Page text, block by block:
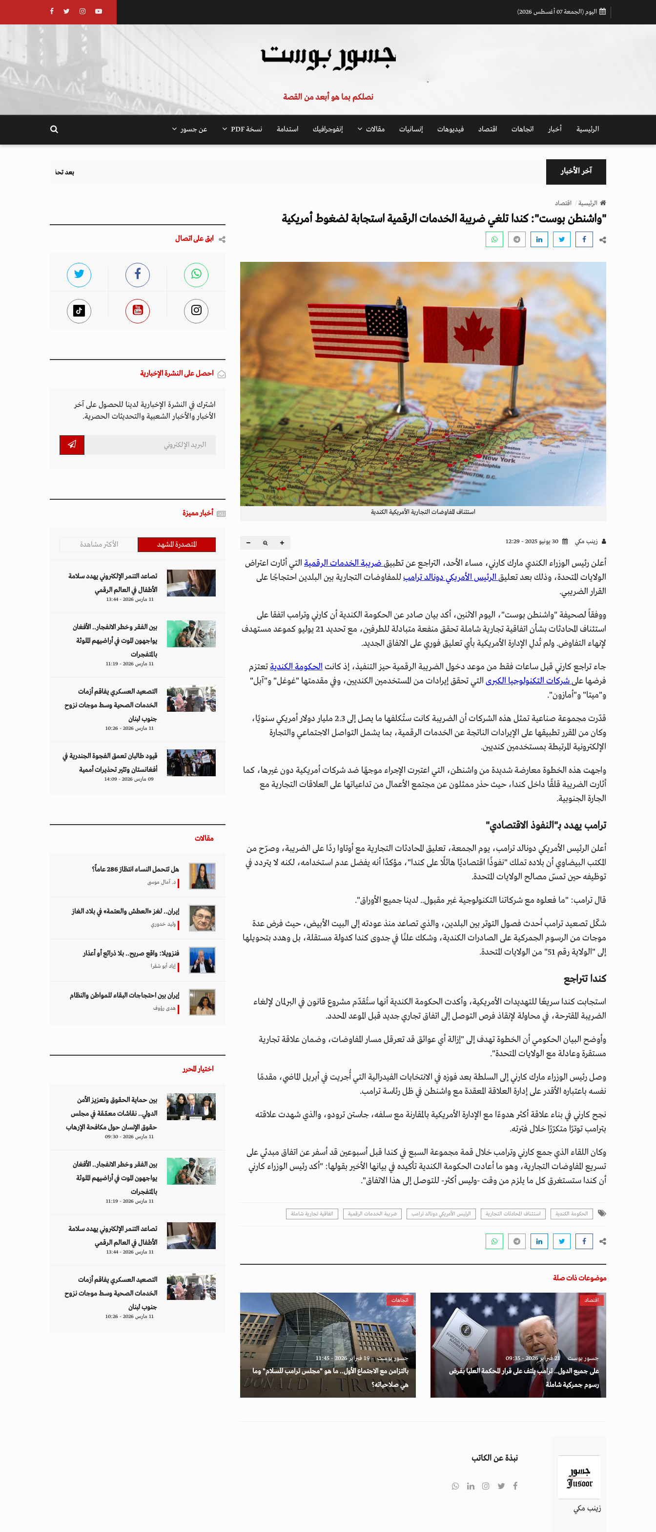
اليوم (الجمعة 07 أغسطس 2026)
نصلكم بما هو أبعد من القصة
الرئيسية أخبار اتجاهات اقتصاد فيديوهات إنسانيات مقالات إنفوجرافيك استدامة نسخة PDF عن جسور
آخر الأخبار بعد تحذيرات أوروبية.. كيف يهدد نظام الغذاء والزراعة
الرئيسية اقتصاد
"واشنطن بوست": كندا تلغي ضريبة الخدمات الرقمية استجابة لضغوط أمريكية
استئناف المفاوضات التجارية الأمريكية الكندية
زينب مكي
أعلن رئيس الوزراء الكندي مارك كارني، مساء الأحد، التراجع عن تطبيق ضريبة الخدمات الرقمية التي أثارت اعتراض
الولايات المتحدة، وذلك بعد تعليق الرئيس الأمريكي دونالد ترامبللمفاوضات التجارية بين البلدين احتجاجًا على
القرار الضريبي.
ووفقاً لصحيفة "واشنطن بوست"، اليوم الاثنين، أكد بيان صادر عن الحكومة الكندية أن كارني وترامب اتفقا على
استئناف المحادثات بشأن اتفاقية تجارية شاملة تحقق منفعة متبادلة للطرفين، مع تحديد 21 يوليو كموعد مستهدف
لإنهاء التفاوض. ولم تُدلِ الإدارة الأمريكية بأي تعليق فوري على الاتفاق الجديد.
جاء تراجع كارني قبل ساعات فقط من موعد دخول الضريبة الرقمية حيز التنفيذ، إذ كانت الحكومة الكنديةتعتزم
فرضها علىشركات التكنولوجيا الكبرى التي تحقق إيرادات من المستخدمين الكنديين، وفي مقدمتها "غوغل" و"آبل"
و"ميتا" و"أمازون".
قدّرت مجموعة صناعية تمثل هذه الشركات أن الضريبة كانت ستُكلفها ما يصل إلى 2.3 مليار دولار أمريكي سنويًا،
وكان من المقرر تطبيقها على الإيرادات الناتجة عن الخدمات الرقمية، بما يشمل التواصل الاجتماعي والتجارة
الإلكترونية المرتبطة بمستخدمين كنديين.
واجهت هذه الخطوة معارضة شديدة من واشنطن، التي اعتبرت الإجراء موجهًا ضد شركات أمريكية دون غيرها، كما
أثارت الضريبة قلقًا داخل كندا، حيث حذر ممثلون عن مجتمع الأعمال من تداعياتها على العلاقات التجارية مع
الجارة الجنوبية.
ترامب يهدد بـ"النفوذ الاقتصادي"
أعلن الرئيس الأمريكي دونالد ترامب، يوم الجمعة، تعليق المحادثات التجارية مع أوتاوا ردًا على الضريبة، وصرّح من
المكتب البيضاوي أن بلاده تملك "نفوذًا اقتصاديًا هائلًا على كندا"، مؤكدًا أنه يفضل عدم استخدامه، لكنه لا يتردد في
توظيفه حين تمسّ مصالح الولايات المتحدة.
قال ترامب: "ما فعلوه مع شركاتنا التكنولوجية غير مقبول.. لدينا جميع الأوراق".
شكّل تصعيد ترامب أحدث فصول التوتر بين البلدين، والذي تصاعد منذ عودته إلى البيت الأبيض، حيث فرض عدة
موجات من الرسوم الجمركية على الصادرات الكندية، وشكك علنًا في جدوى كندا كدولة مستقلة، بل وهدد بتحويلها
إلى "الولاية رقم 51" من الولايات المتحدة.
كندا تتراجع
استجابت كندا سريعًا للتهديدات الأمريكية، وأكدت الحكومة الكندية أنها ستُقدّم مشروع قانون في البرلمان لإلغاء
الضريبة المقترحة، في محاولة لإنقاذ فرص التوصل إلى اتفاق تجاري جديد قبل الموعد المحدد.
وأوضح البيان الحكومي أن الخطوة تهدف إلى "إزالة أي عوائق قد تعرقل مسار المفاوضات، وضمان علاقة تجارية
مستقرة وعادلة مع الولايات المتحدة".
وصل رئيس الوزراء مارك كارني إلى السلطة بعد فوزه في الانتخابات الفيدرالية التي أُجريت في أبريل الماضي، مقدمًا
نفسه باعتباره الأقدر على إدارة العلاقة المعقدة مع واشنطن في ظل رئاسة ترامب.
نجح كارني في بناء علاقة أكثر هدوءًا مع الإدارة الأمريكية بالمقارنة مع سلفه، جاستن ترودو، والذي شهدت علاقته
بترامب توترًا متكرّرًا خلال فترته.
وكان اللقاء الذي جمع كارني وترامب خلال قمة مجموعة السبع في كندا قبل أسبوعين قد أسفر عن اتفاق مبدئي على
تسريع المفاوضات التجارية، وهو ما أعادت الحكومة الكندية تأكيده في بيانها الأخير بقولها: "أكد رئيس الوزراء كارني
أن كندا ستستغرق كل ما يلزم من وقت -وليس أكثر- للتوصل إلى هذا الاتفاق".
الحكومة الكندية استئناف المحادثات التجارية الرئيس الأمريكي دونالد ترامب ضريبة الخدمات الرقمية اتفاقية تجارية شاملة
موضوعات ذات صلة
اقتصاد
جسور بوست 21 فبراير 2026 - 09:35
على جميع الدول.. ترامب يلتف على قرار المحكمة العليا بفرض
رسوم جمركية شاملة
اتجاهات
جسور بوست 19 فبراير 2026 - 11:45
بالتزامن مع الاجتماع الأول.. ما هو "مجلس ترامب للسلام" وما
هي صلاحياته؟
زينب مكي
نبذة عن الكاتب
ابق على اتصال
احصل على النشرة الإخبارية
اشترك في النشرة الإخبارية لدينا للحصول على آخر
الأخبار والأخبار الشعبية والتحديثات الحصرية.
أخبار مميزة
المتصدرة المشهد الأكثر مشاهدة
تصاعد التنمر الإلكتروني يهدد سلامة
الأطفال في العالم الرقمي
11 مارس 2026 - 13:44
بين الفقر وخطر الانفجار.. الأفغان
يواجهون الموت في أراضيهم الملوثة
بالمتفجرات
11 مارس 2026 - 11:19
التصعيد العسكري يفاقم أزمات
الخدمات الصحية وسط موجات نزوح
جنوب لبنان
11 مارس 2026 - 10:26
قيود طالبان تعمق الفجوة الجندرية في
أفغانستان وتثير تحذيرات أممية
09 مارس 2026 - 14:09
مقالات
هل تتحمل النساء انتظارَ 286 عاماً؟
د. آمال موسى
إيران.. لغز «العطش والعتمة» في بلاد الغاز
وليد خدوري
فنزويلا: واقع صريح.. بلا ذرائع أو أعذار
إياد أبو شقرا
إيران بين احتجاجات البقاء للمواطن والنظام
هدى رؤوف
اختيار المحرر
بين حماية الحقوق وتعزيز الأمن
الدولي.. نقاشات معمّقة في مجلس
حقوق الإنسان حول مكافحة الإرهاب
11 مارس 2026 - 09:30
بين الفقر وخطر الانفجار.. الأفغان
يواجهون الموت في أراضيهم الملوثة
بالمتفجرات
11 مارس 2026 - 11:19
تصاعد التنمر الإلكتروني يهدد سلامة
الأطفال في العالم الرقمي
11 مارس 2026 - 13:44
التصعيد العسكري يفاقم أزمات
الخدمات الصحية وسط موجات نزوح
جنوب لبنان
11 مارس 2026 - 10:26